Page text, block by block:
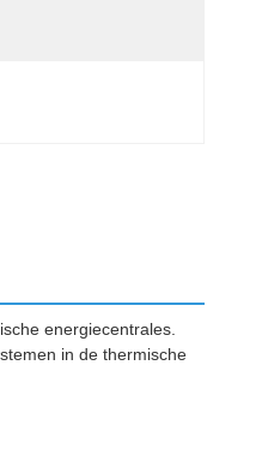
energiecentrales.
in de thermische